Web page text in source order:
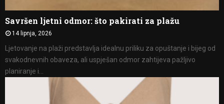
Savršen ljetni odmor: što pakirati za plažu
14 lipnja, 2026
Ljetovanje na plaži predstavlja idealnu priliku za opuštanje i bijeg od
svakodnevnih obaveza, ali uspješan odmor zahtijeva pažljivo
planiranje i...